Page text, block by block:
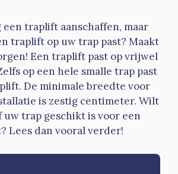
een traplift aanschaffen, maar
traplift op uw trap past? Maakt
Een traplift past op vrijwel
op een hele smalle trap past
De minimale breedte voor
is zestig centimeter. Wilt
uw trap geschikt is voor een
Lees dan vooral verder!